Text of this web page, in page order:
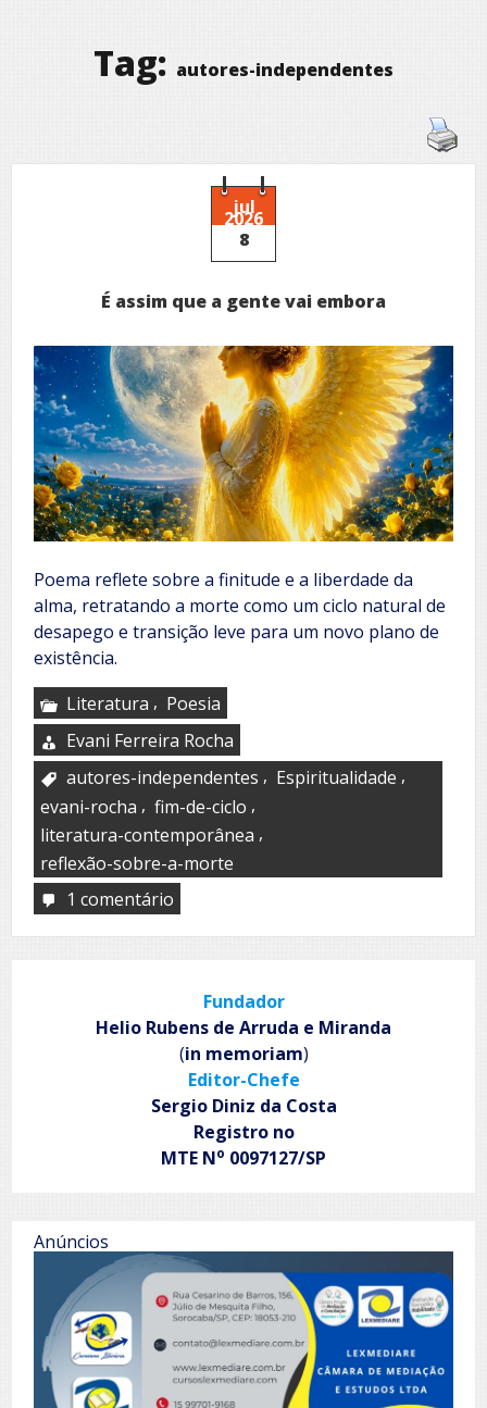
Tag: autores-independentes
jul
2026
8
É assim que a gente vai embora
Poema reflete sobre a finitude e a liberdade da
alma, retratando a morte como um ciclo natural de
desapego e transição leve para um novo plano de
existência.
Literatura , Poesia
Evani Ferreira Rocha
autores-independentes , Espiritualidade ,
evani-rocha , fim-de-ciclo ,
literatura-contemporânea ,
reflexão-sobre-a-morte
1 comentário
assim
gente
vai
embora
Fundador
Helio Rubens de Arruda e Miranda
(in memoriam)
Editor-Chefe
Sergio Diniz da Costa
Registro no
MTE No 0097127/SP
Anúncios